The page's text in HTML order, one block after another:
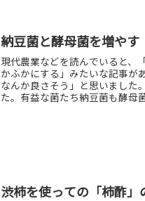
納豆菌と酵母菌を増や
現代農業などを読んでいると、
かふかにする」みたいな記事
なんか良さそう」と思いました
た。有益な菌たち納豆菌も酵母
渋柿を使っての「柿酢」